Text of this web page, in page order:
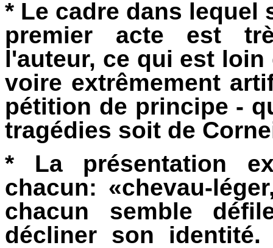
* Le cadre dans lequel
premier acte est
l'auteur, ce qui est
voire extrêmement
pétition de principe -
tragédies soit de
* La présentation
chacun: «chevau-
chacun semble
décliner son